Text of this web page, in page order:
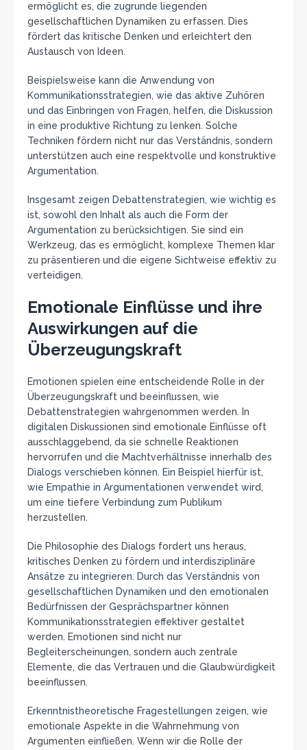
ermöglicht es, die zugrunde liegenden
gesellschaftlichen Dynamiken zu erfassen. Dies
fördert das kritische Denken und erleichtert den
Austausch von Ideen.
Beispielsweise kann die Anwendung von
Kommunikationsstrategien, wie das aktive Zuhören
und das Einbringen von Fragen, helfen, die Diskussion
in eine produktive Richtung zu lenken. Solche
Techniken fördern nicht nur das Verständnis, sondern
unterstützen auch eine respektvolle und konstruktive
Argumentation.
Insgesamt zeigen Debattenstrategien, wie wichtig es
ist, sowohl den Inhalt als auch die Form der
Argumentation zu berücksichtigen. Sie sind ein
Werkzeug, das es ermöglicht, komplexe Themen klar
zu präsentieren und die eigene Sichtweise effektiv zu
verteidigen.
Emotionale Einflüsse und ihre
Auswirkungen auf die
Überzeugungskraft
Emotionen spielen eine entscheidende Rolle in der
Überzeugungskraft und beeinflussen, wie
Debattenstrategien wahrgenommen werden. In
digitalen Diskussionen sind emotionale Einflüsse oft
ausschlaggebend, da sie schnelle Reaktionen
hervorrufen und die Machtverhältnisse innerhalb des
Dialogs verschieben können. Ein Beispiel hierfür ist,
wie Empathie in Argumentationen verwendet wird,
um eine tiefere Verbindung zum Publikum
herzustellen.
Die Philosophie des Dialogs fordert uns heraus,
kritisches Denken zu fördern und interdisziplinäre
Ansätze zu integrieren. Durch das Verständnis von
gesellschaftlichen Dynamiken und den emotionalen
Bedürfnissen der Gesprächspartner können
Kommunikationsstrategien effektiver gestaltet
werden. Emotionen sind nicht nur
Begleiterscheinungen, sondern auch zentrale
Elemente, die das Vertrauen und die Glaubwürdigkeit
beeinflussen.
Erkenntnistheoretische Fragestellungen zeigen, wie
emotionale Aspekte in die Wahrnehmung von
Argumenten einfließen. Wenn wir die Rolle der